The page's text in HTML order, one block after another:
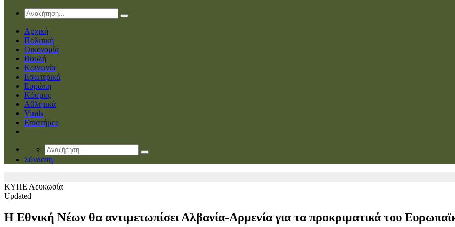
Αρχική
Πολιτική
Οικονομία
Βουλή
Κοινωνία
Εσωτερικά
Ευρώπη
Κόσμος
Αθλητικά
Virals
Επιστήμες
Σύνδεση
ΚΥΠΕ Λευκωσία
Updated
Η Εθνική Νέων θα αντιμετωπίσει Αλβανία-Αρμενία για τα προκριματικά του